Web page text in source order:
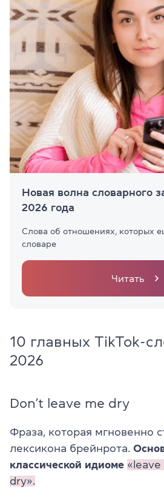
Новая волна словарного
2026 года
Слова об отношениях, которых
словаре
Читать
10 главных TikTok-
2026
Don’t leave me dry
Фраза, которая мгновенно
лексикона брейнрота.
классической идиоме
dry».